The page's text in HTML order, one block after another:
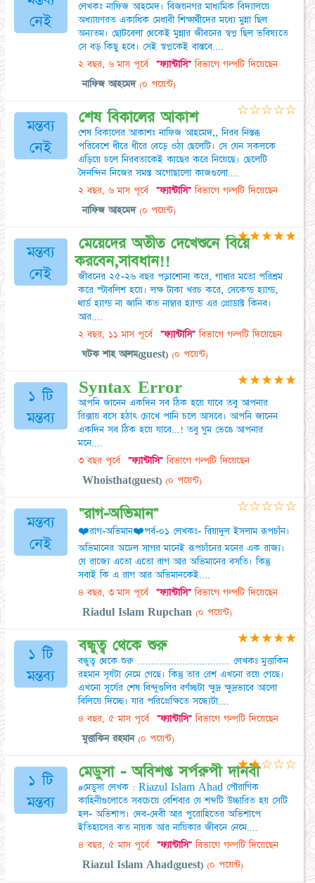
নেই
লেখকঃ নাফিজ আহমেদ। বিজয়নগর মাধ্যমিক বিদ্যালয়ে
অধ্যায়ণরত একাধিক মেধাবী শিক্ষার্থীদের মধ্যে মুন্না ছিল
অন্যতম। ছোটবেলা থেকেই মুন্নার জীবনের স্বপ্ন ছিল ভবিষ্যতে
সে বড় কিছু হবে। সেই স্বপ্নকেই বাস্তবে....
২ বছর, ৬ মাস পূর্বে "ফ্যান্টাসি"বিভাগে গল্পটি দিয়েছেন
নাফিজ আহমেদ (০ পয়েন্ট)
মন্তব্য
নেই
শেষ বিকালের আকাশ
শেষ বিকালের আকাশঃ নাফিজ আহমেদ,, নিরব নিস্তব্ধ
পরিবেশে ধীরে ধীরে বেড়ে ওঠা ছেলেটি। সে যেন সকলকে
এড়িয়ে চলে নিরবতাকেই কাছের করে নিয়েছে। ছেলেটি
দৈনন্দিন নিজের সমস্ত অগোছালো কাজগুলো....
২ বছর, ৬ মাস পূর্বে "ফ্যান্টাসি"বিভাগে গল্পটি দিয়েছেন
নাফিজ আহমেদ (০ পয়েন্ট)
☆☆☆☆☆
মন্তব্য
নেই
মেয়েদের অতীত দেখেশুনে বিয়ে
করবেন,সাবধান!!
জীবনের ২৫-২৬ বছর পড়াশোনা করে, গাধার মতো পরিশ্রম
করে স্টাবলিশ হয়ে। লক্ষ টাকা খরচ করে, সেকেন্ড হ্যান্ড,
থার্ড হ্যান্ড না জানি কত নাম্বার হ্যান্ড এর প্রোডাক্ট কিনব।
আর....
২ বছর, ১১ মাস পূর্বে "ফ্যান্টাসি"বিভাগে গল্পটি দিয়েছেন
ঘটক শাহ আলম(guest)(০ পয়েন্ট)
★★★★★
১ টি
মন্তব্য
Syntax Error
আপনি জানেন একদিন সব ঠিক হয়ে যাবে তবু আপনার
রিক্সায় বসে হঠাৎ চোখে পানি চলে আসবে। আপনি জানেন
একদিন সব ঠিক হয়ে যাবে...! তবু ঘুম ভেঙে আপনার
মনে....
৩ বছর পূর্বে "ফ্যান্টাসি"বিভাগে গল্পটি দিয়েছেন
Whoisthat(guest)(০ পয়েন্ট)
★★★★★
মন্তব্য
নেই
"রাগ-অভিমান"
❤️রাগ-অভিমান❤️পর্ব-০১ লেখকঃ- রিয়াদুল ইসলাম রূপচাঁন।
অভিমানের অঢেল সাগর মানেই রূপচাঁনের মনের এক রাজ্য।
যে রাজ্যে এতো এতো রাগ আর অভিমানের বসতি। কিন্তু
সবাই কি এ রাগ আর অভিমানকেই....
৪ বছর, ৩ মাস পূর্বে "ফ্যান্টাসি"বিভাগে গল্পটি দিয়েছেন
Riadul Islam Rupchan(০ পয়েন্ট)
☆☆☆☆☆
১ টি
মন্তব্য
বন্ধুত্ব থেকে শুরু
বন্ধুত্ব থেকে শুরু ................................. লেখকঃ মুত্তাকিন
রহমান সূর্যটা নেমে গেছে। কিন্তু তার রেশ এখনো রয়ে গেছে।
এখনো সূর্যের শেষ বিন্দুগুলির বর্ণচ্ছটা ক্ষুদ্র ক্ষুদ্রভাবে আলো
বিলিয়ে দিচ্ছে। যার পরিপ্রেক্ষিতে সন্ধ্যেটা....
৪ বছর, ৫ মাস পূর্বে "ফ্যান্টাসি"বিভাগে গল্পটি দিয়েছেন
মুত্তাকিন রহমান(০ পয়েন্ট)
★★★★★
১ টি
মন্তব্য
মেডুসা - অবিশপ্ত সর্পরুপী দানবী
#মেডুসা লেখক : Riazul Islam Ahad পৌরাণিক
কাহিনীগুলোতে সবচেয়ে বেশিবার যে শব্দটি উচ্চারিত হয় সেটি
হল- অভিশাপ। দেব-দেবী আর পুরোহিতের অভিশাপে
ইতিহাসের কত নায়ক আর নায়িকার জীবনে নেমে....
৪ বছর, ৫ মাস পূর্বে "ফ্যান্টাসি"বিভাগে গল্পটি দিয়েছেন
Riazul Islam Ahad(guest)(০ পয়েন্ট)
★★☆☆☆